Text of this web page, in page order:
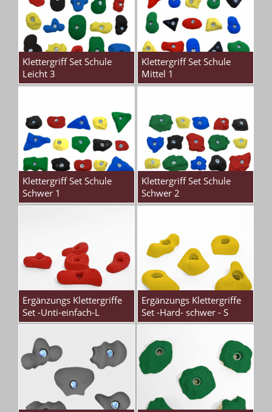
Klettergriff Set Schule
Leicht 3
Klettergriff Set Schule
Mittel 1
Klettergriff Set Schule
Schwer 1
Klettergriff Set Schule
Schwer 2
Ergänzungs Klettergriffe
Set -Unti-einfach-L
Ergänzungs Klettergriffe
Set -Hard- schwer - S